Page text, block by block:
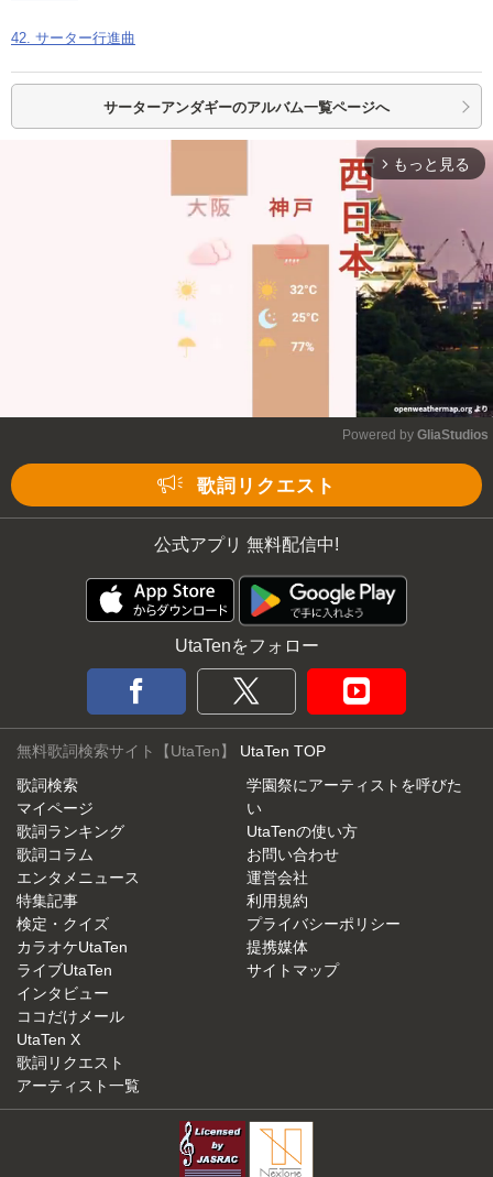
42. サーター行進曲
サーターアンダギーのアルバム一覧ページへ
arrow_forward_ios もっと見る
Powered by GliaStudios
歌詞リクエスト
公式アプリ 無料配信中!
UtaTenをフォロー
無料歌詞検索サイト【UtaTen】 UtaTen TOP
歌詞検索
マイページ
歌詞ランキング
歌詞コラム
エンタメニュース
特集記事
検定・クイズ
カラオケUtaTen
ライブUtaTen
インタビュー
ココだけメール
UtaTen X
歌詞リクエスト
アーティスト一覧
学園祭にアーティストを呼びた
い
UtaTenの使い方
お問い合わせ
運営会社
利用規約
プライバシーポリシー
提携媒体
サイトマップ